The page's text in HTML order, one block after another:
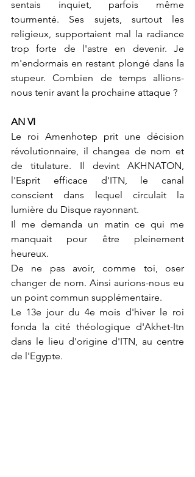
sentais inquiet, parfois même
tourmenté. Ses sujets, surtout les
religieux, supportaient mal la radiance
trop forte de l'astre en devenir. Je
m'endormais en restant plongé dans la
stupeur. Combien de temps allions-
nous tenir avant la prochaine attaque ?
AN VI
Le roi Amenhotep prit une décision
révolutionnaire, il changea de nom et
de titulature. Il devint AKHNATON,
l'Esprit efficace d'ITN, le canal
conscient dans lequel circulait la
lumière du Disque rayonnant.
Il me demanda un matin ce qui me
manquait pour être pleinement
heureux.
De ne pas avoir, comme toi, oser
changer de nom. Ainsi aurions-nous eu
un point commun supplémentaire.
Le 13e jour du 4e mois d'hiver le roi
fonda la cité théologique d'Akhet-Itn
dans le lieu d'origine d'ITN, au centre
de l'Egypte.